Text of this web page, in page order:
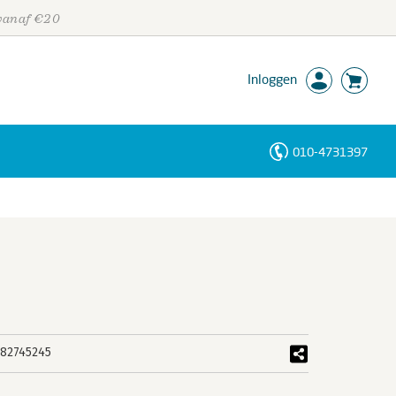
€20
Inloggen
010-4731397
Personen